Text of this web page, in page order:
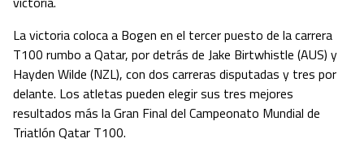
La victoria coloca a Bogen en el tercer puesto de la carrera
T100 rumbo a Qatar, por detrás de Jake Birtwhistle (AUS) y
Hayden Wilde (NZL), con dos carreras disputadas y tres por
delante. Los atletas pueden elegir sus tres mejores
resultados más la Gran Final del Campeonato Mundial de
Triatlón Qatar T100.